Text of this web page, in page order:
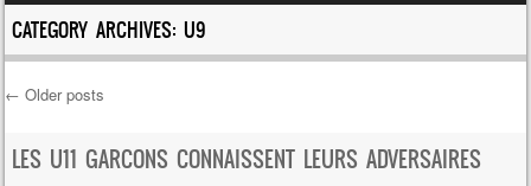
CATEGORY ARCHIVES:U9
Post navigation
← Older posts
LES U11 GARCONS CONNAISSENT LEURS ADVERSAIRES